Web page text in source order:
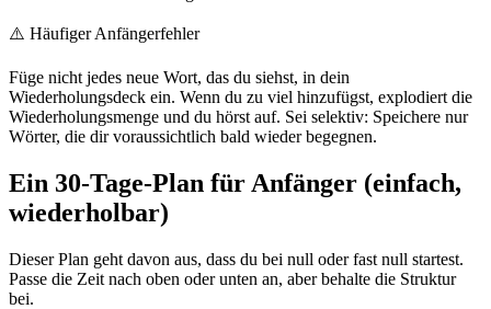
⚠️ Häufiger Anfängerfehler
Füge nicht jedes neue Wort, das du siehst, in dein
Wiederholungsdeck ein. Wenn du zu viel hinzufügst, explodiert die
Wiederholungsmenge und du hörst auf. Sei selektiv: Speichere nur
Wörter, die dir voraussichtlich bald wieder begegnen.
Ein 30-Tage-Plan für Anfänger (einfach,
wiederholbar)
Dieser Plan geht davon aus, dass du bei null oder fast null startest.
Passe die Zeit nach oben oder unten an, aber behalte die Struktur
bei.